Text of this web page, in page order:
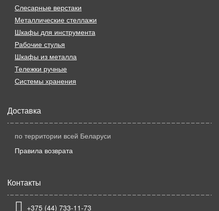
Слесарные верстаки
Металлические стеллажи
Шкафы для инструмента
Рабочие стулья
Шкафы из металла
Тележки ручные
Системы хранения
Доставка
по территории всей Беларуси
Правила возврата
Контакты
+375 (44) 733-11-73